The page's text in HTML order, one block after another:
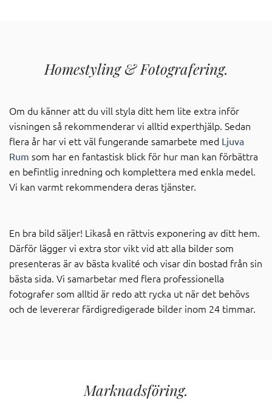
Homestyling & Fotografering.
Om du känner att du vill styla ditt hem lite extra inför
visningen så rekommenderar vi alltid experthjälp. Sedan
flera år har vi ett väl fungerande samarbete med Ljuva
Rum som har en fantastisk blick för hur man kan förbättra
en befintlig inredning och komplettera med enkla medel.
Vi kan varmt rekommendera deras tjänster.
En bra bild säljer! Likaså en rättvis exponering av ditt hem.
Därför lägger vi extra stor vikt vid att alla bilder som
presenteras är av bästa kvalité och visar din bostad från sin
bästa sida. Vi samarbetar med flera professionella
fotografer som alltid är redo att rycka ut när det behövs
och de levererar färdigredigerade bilder inom 24 timmar.
Marknadsföring.